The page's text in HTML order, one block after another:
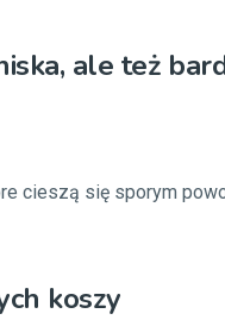
ale też
cieszą się sporym
koszy